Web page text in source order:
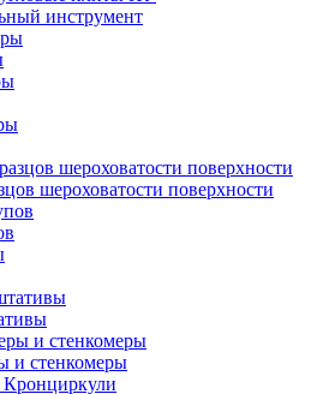
инструмент
шероховатости поверхности
и стенкомеры